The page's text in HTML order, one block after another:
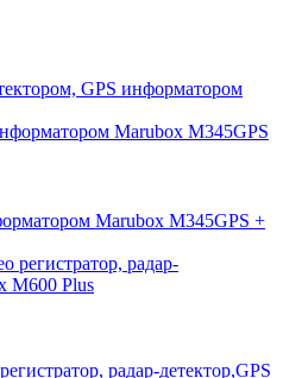
GPS информатором
Marubox M345GPS +
радар-детектор,GPS